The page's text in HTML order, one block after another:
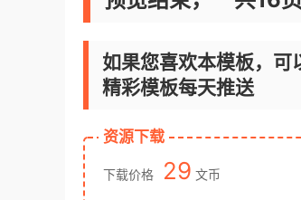
如果您喜欢本模板，可
精彩模板每天推送
资源下载
下载价格 29 文币